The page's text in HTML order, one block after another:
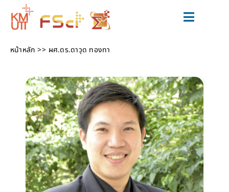
content
Toggle
สมัครเรียน
วิจัยและนวัตกรรม
ข่าวสารและกิจกรรม
สำหรับนักศึกษาปัจจุบัน
เกี่ยวกับเรา
หน้าหลัก ผศ.ดร.ดาวุด ทองทา